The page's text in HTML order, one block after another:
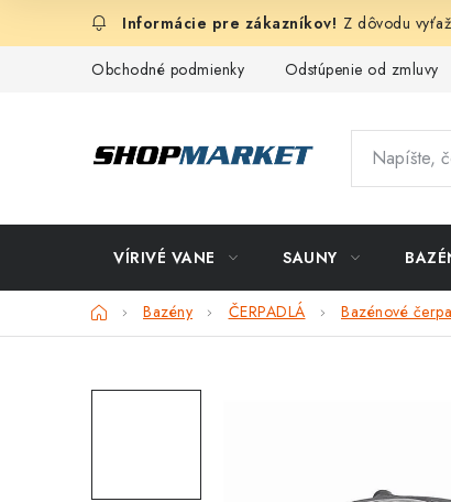
Z dôvodu
Obchodné podmienky Odstúpenie od zmluvy
VÍRIVÉ VANE SAUNY
DomovBazény ČERPADLÁ Bazénové